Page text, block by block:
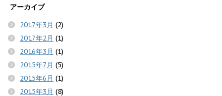
アーカイブ
2017年3月 (2)
2017年2月 (1)
2016年3月 (1)
2015年7月 (5)
2015年6月 (1)
2015年3月 (8)